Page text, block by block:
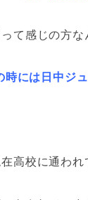
て感じの方な
時には日中ジ
高校に通われ